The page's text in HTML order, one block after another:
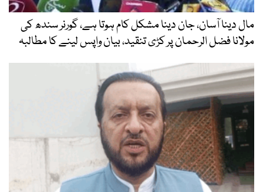
مال دینا آسان، جان دینا مشکل کام ہوتا ہے، گورنر سندھ کی
مولانا فضل الرحمان پر کڑی تنقید، بیان واپس لینے کا مطالبہ